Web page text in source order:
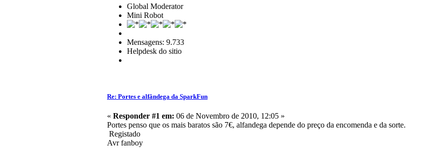
Global Moderator
Mini Robot
Mensagens: 9.733
Helpdesk do sitio
Re: Portes e alfândega da SparkFun
« Responder #1 em: 06 de Novembro de 2010, 12:05 »
Portes penso que os mais baratos são 7€, alfandega depende do preço da encomenda e da sorte.
Registado
Avr fanboy